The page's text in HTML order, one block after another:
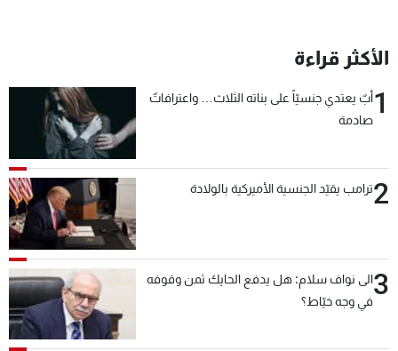
الأكثر قراءة
1أبٌ يعتدي جنسيّاً على بناته الثلاث… واعترافاتٌ
صادمة
2ترامب يقيّد الجنسية الأميركية بالولادة
3الى نواف سلام: هل يدفع الحايك ثمن وقوفه
في وجه خيّاط؟